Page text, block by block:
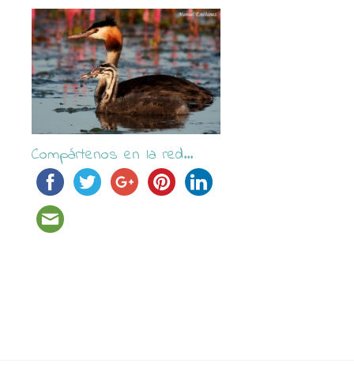
Compártenos en la red...